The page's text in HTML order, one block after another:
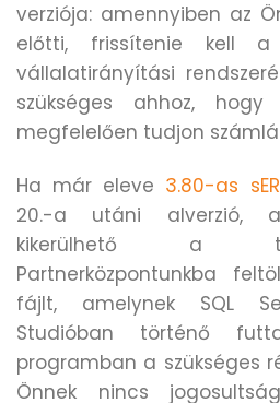
verziója: amennyiben az
előtti, frissítenie kell a
vállalatirányítási
szükséges ahhoz, hogy
megfelelően tudjon
Ha már eleve 3.80-as
20.-a utáni alverzió,
kikerülhető a
Partnerközpontunkba
fájlt, amelynek SQL
Studióban történő
programban a szükséges
Önnek nincs